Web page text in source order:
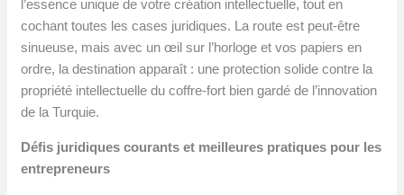
l’essence unique de votre création intellectuelle, tout en
cochant toutes les cases juridiques. La route est peut-être
sinueuse, mais avec un œil sur l’horloge et vos papiers en
ordre, la destination apparaît : une protection solide contre la
propriété intellectuelle du coffre-fort bien gardé de l’innovation
de la Turquie.
Défis juridiques courants et meilleures pratiques pour les
entrepreneurs